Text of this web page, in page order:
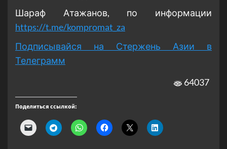
Шараф Атажанов, по информации
https://t.me/kompromat_za
Подписывайся на Стержень Азии в
Телеграмм
64037
Поделиться ссылкой: